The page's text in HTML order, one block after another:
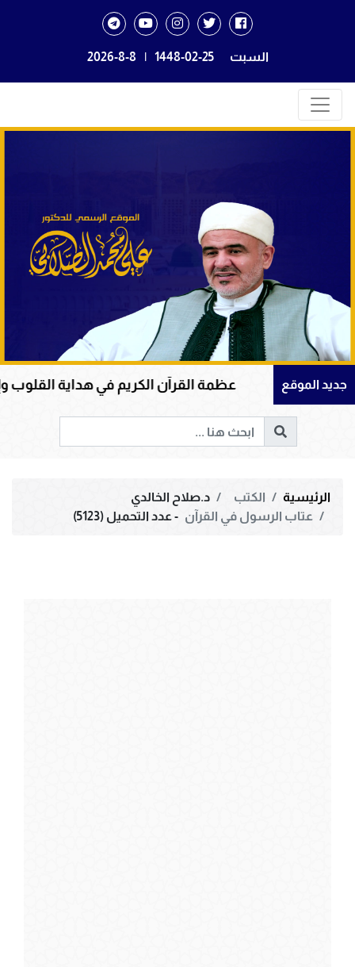
السبت 1448-02-25
|
2026-8-8
جديد الموقععظمة القرآن الكريم في هداية القلوب وإصلاح
الرئيسية الكتب
د.صلاح الخالدي
عتاب الرسول في القرآن - عدد التحميل (5123)